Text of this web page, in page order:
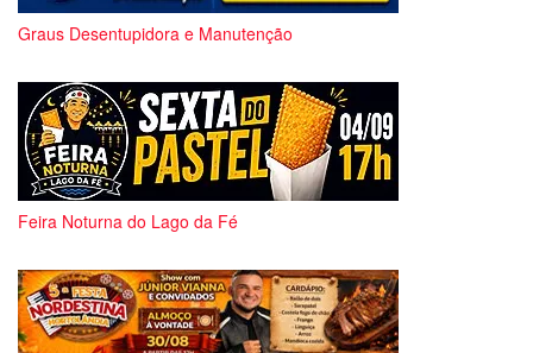
Graus Desentupidora e Manutenção
Feira Noturna do Lago da Fé